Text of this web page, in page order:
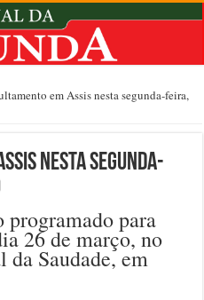
em Assis nesta segunda-feira,
nesta segunda-
programado para
26 de março, no
Saudade, em